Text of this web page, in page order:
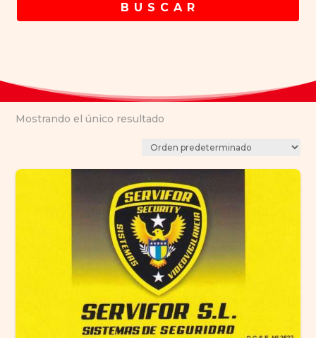
B U S C A R
Mostrando el único resultado